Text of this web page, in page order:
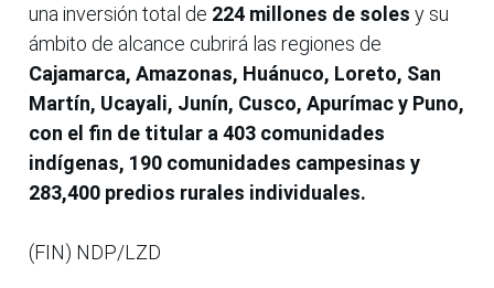
una inversión total de 224 millones de soles y su
ámbito de alcance cubrirá las regiones de
Cajamarca, Amazonas, Huánuco, Loreto, San
Martín, Ucayali, Junín, Cusco, Apurímac y Puno,
con el fin de titular a 403 comunidades
indígenas, 190 comunidades campesinas y
283,400 predios rurales individuales.
(FIN) NDP/LZD